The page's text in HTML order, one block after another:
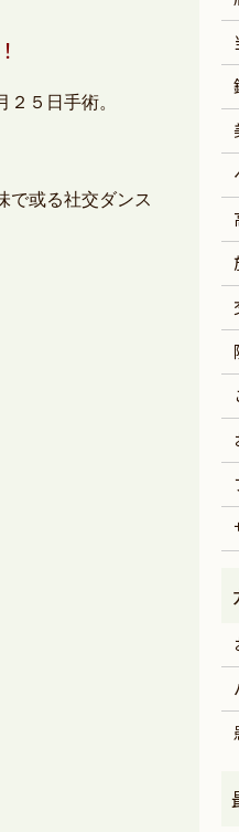
！
５日手術。
で或る社交ダンス